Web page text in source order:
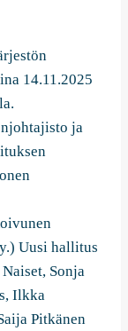
14.11.2025
ja
Uusi hallitus
Sonja
Ilkka
Pitkänen